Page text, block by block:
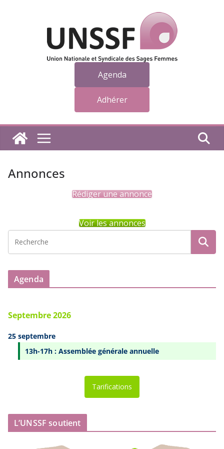
Agenda
Adhérer
Annonces
Rédiger une annonce
Voir les annonces
Agenda
Septembre 2026
25 septembre
13h-17h : Assemblée générale annuelle
Tarifications
L’UNSSF soutient